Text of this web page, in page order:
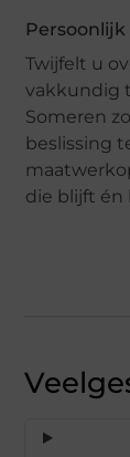
Twijfelt u
vakkundig
Someren
beslissing
die blijft én